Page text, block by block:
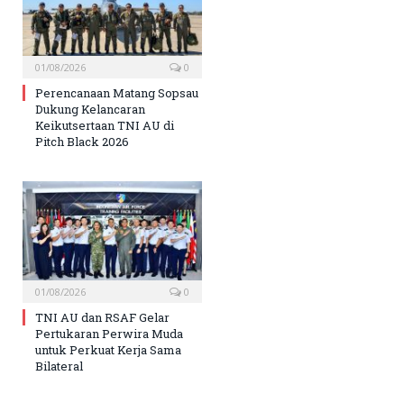
01/08/2026 0
Perencanaan Matang Sopsau
Dukung Kelancaran
Keikutsertaan TNI AU di
Pitch Black 2026
01/08/2026 0
TNI AU dan RSAF Gelar
Pertukaran Perwira Muda
untuk Perkuat Kerja Sama
Bilateral